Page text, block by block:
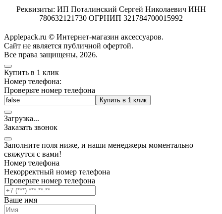
Реквизиты: ИП Поталинский Сергей Николаевич ИНН
780632121730 ОГРНИП 321784700015992
Applepack.ru © Интернет-магазин аксессуаров.
Cайт не является публичной офертой.
Все права защищены, 2026.
Купить в 1 клик
Номер телефона:
Проверьте номер телефона
Купить в 1 клик
Загрузка...
Заказать звонок
Заполните поля ниже, и наши менеджеры моментально
свяжутся с вами!
Номер телефона
Некорректный номер телефона
Проверьте номер телефона
Ваше имя